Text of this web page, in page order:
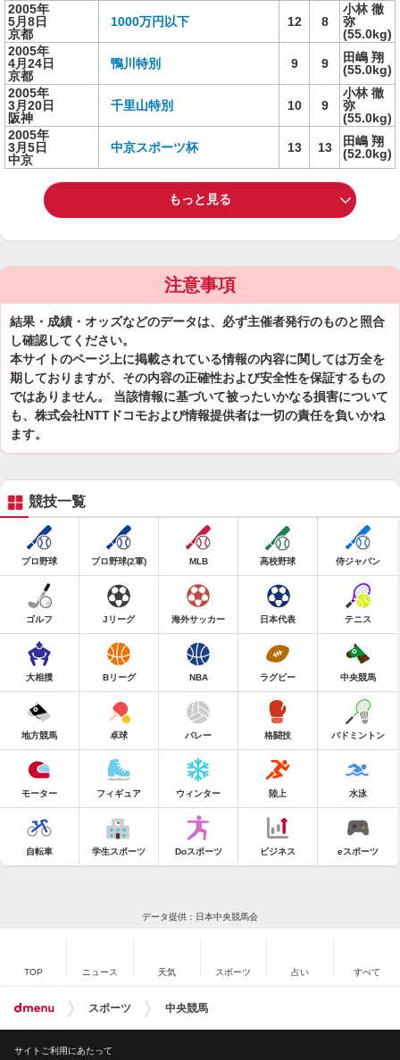
2005年
5月8日
京都
1000万円以下 12 8
小林 徹
弥
(55.0kg)
2005年
4月24日
京都
鴨川特別 9 9
田嶋 翔
(55.0kg)
2005年
3月20日
阪神
千里山特別 10 9
小林 徹
弥
(55.0kg)
2005年
3月5日
中京
中京スポーツ杯 13 13
田嶋 翔
(52.0kg)
もっと見る
注意事項
結果・成績・オッズなどのデータは、必ず主催者発行のものと照合
し確認してください。
本サイトのページ上に掲載されている情報の内容に関しては万全を
期しておりますが、その内容の正確性および安全性を保証するもの
ではありません。 当該情報に基づいて被ったいかなる損害について
も、株式会社NTTドコモおよび情報提供者は一切の責任を負いかね
ます。
競技一覧
プロ野球 プロ野球(2軍) MLB 高校野球 侍ジャパン
ゴルフ Jリーグ 海外サッカー 日本代表 テニス
大相撲 Bリーグ NBA ラグビー 中央競馬
地方競馬 卓球 バレー 格闘技 バドミントン
モーター フィギュア ウィンター 陸上 水泳
自転車 学生スポーツ Doスポーツ ビジネス eスポーツ
データ提供：日本中央競馬会
TOP ニュース 天気 スポーツ 占い すべて
スポーツ 中央競馬
サイトご利用にあたって